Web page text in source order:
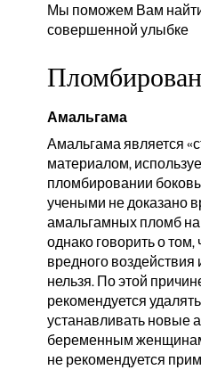
Мы поможем Вам
совершенной улыбке
Амальгама
Амальгама является
материалом,
пломбировании
учеными не доказано
амальгамных пломб на
однако говорить о том,
вредного воздействия
нельзя. По этой
рекомендуется
устанавливать новые
беременным
не рекомендуется